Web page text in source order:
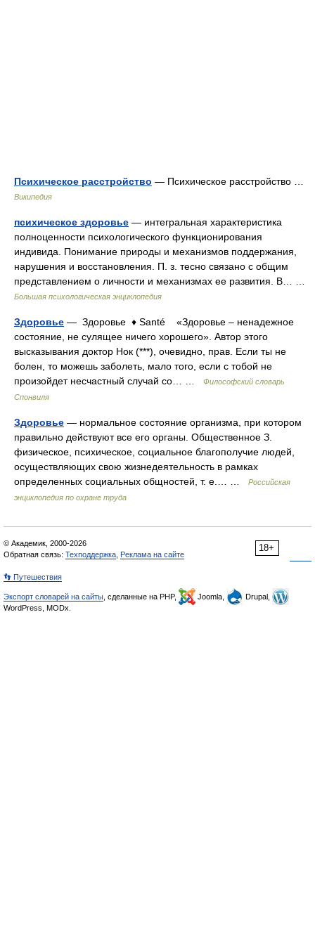
Психическое расстройство — Психическое расстройство …
Википедия
психическое здоровье — интегральная характеристика
полноценности психологического функционирования
индивида. Понимание природы и механизмов поддержания,
нарушения и восстановления. П. з. тесно связано с общим
представлением о личности и механизмах ее развития. В… …
Большая психологическая энциклопедия
Здоровье — Здоровье ♦ Santé «Здоровье – ненадежное
состояние, не сулящее ничего хорошего». Автор этого
высказывания доктор Нок (***), очевидно, прав. Если ты не
болен, то можешь заболеть, мало того, если с тобой не
произойдет несчастный случай со… …
Философский словарь
Спонвиля
Здоровье — нормальное состояние организма, при котором
правильно действуют все его органы. Общественное З.
физическое, психическое, социальное благополучие людей,
осуществляющих свою жизнедеятельность в рамках
определенных социальных общностей, т. е.… …
Российская
энциклопедия по охране труда
18+
© Академик, 2000-2026
Обратная связь: Техподдержка Реклама на сайте
👣 Путешествия
Экспорт словарей на сайты , сделанные на PHP, Joomla,
Drupal,
WordPress, MODx.